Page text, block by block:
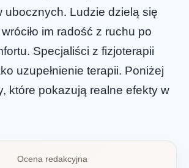
ubocznych. Ludzie dzielą się
im radość z ruchu po
Specjaliści z fizjoterapii
uzupełnienie terapii. Poniżej
które pokazują realne efekty w
Ocena redakcyjna